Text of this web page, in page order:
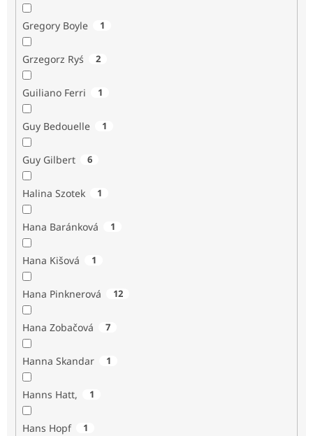
Gregory Boyle 1
Grzegorz Ryś 2
Guiliano Ferri 1
Guy Bedouelle 1
Guy Gilbert 6
Halina Szotek 1
Hana Baránková 1
Hana Kišová 1
Hana Pinknerová 12
Hana Zobačová 7
Hanna Skandar 1
Hanns Hatt, 1
Hans Hopf 1